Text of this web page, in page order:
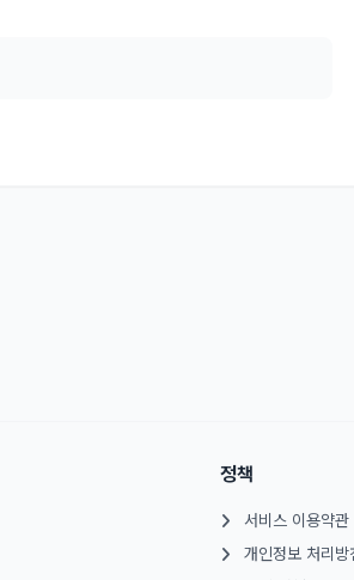
정책
서비스 이용약관
개인정보 처리방